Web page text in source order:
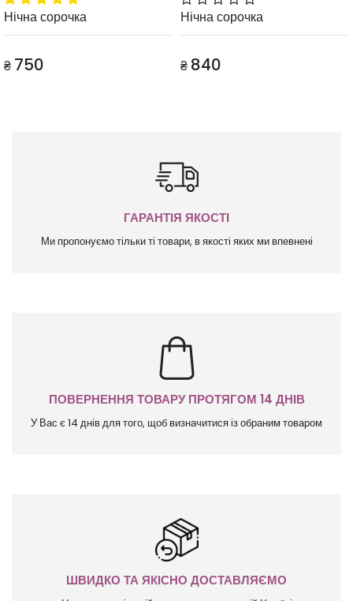
Нічна сорочка
₴ 750
Нічна сорочка
₴ 840
ГАРАНТІЯ ЯКОСТІ
Ми пропонуємо тільки ті товари, в якості яких ми впевнені
ПОВЕРНЕННЯ ТОВАРУ ПРОТЯГОМ 14 ДНІВ
У Вас є 14 днів для того, щоб визначитися із обраним товаром
ШВИДКО ТА ЯКІСНО ДОСТАВЛЯЄМО